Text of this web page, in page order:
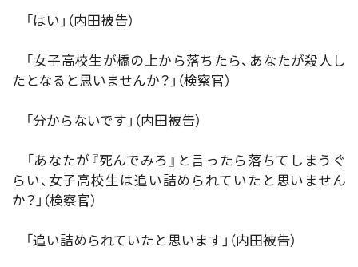
「はい」（内田被告）
「女子高校生が橋の上から落ちたら、あなたが殺人し
たとなると思いませんか？」（検察官）
「分からないです」（内田被告）
「あなたが『死んでみろ』と言ったら落ちてしまうぐ
らい、女子高校生は追い詰められていたと思いません
か？」（検察官）
「追い詰められていたと思います」（内田被告）